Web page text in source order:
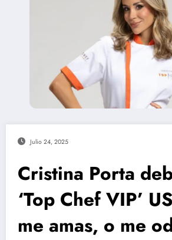
Julio 24, 2025
Cristina Porta
‘Top Chef VIP’
me amas, o me